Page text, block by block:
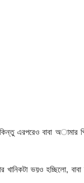
এরপরেও বাবা অামার
ভয়ও হচ্ছিলো, বাবা